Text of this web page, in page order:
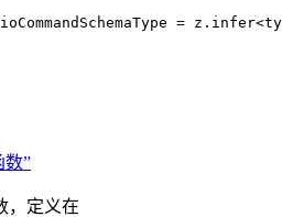
= z . infer<
数”
，定义在